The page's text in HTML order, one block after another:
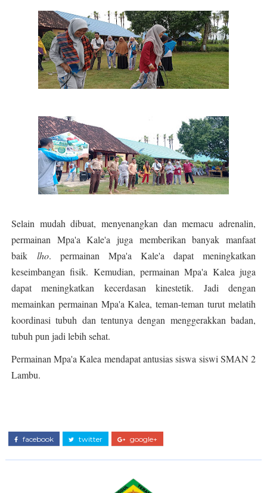
Selain mudah dibuat, menyenangkan dan memacu adrenalin,
permainan Mpa'a Kale'a juga memberikan banyak manfaat
baik lho. permainan Mpa'a Kale'a dapat meningkatkan
keseimbangan fisik. Kemudian, permainan Mpa'a Kalea juga
dapat meningkatkan kecerdasan kinestetik. Jadi dengan
memainkan permainan Mpa'a Kalea, teman-teman turut melatih
koordinasi tubuh dan tentunya dengan menggerakkan badan,
tubuh pun jadi lebih sehat.
Permainan Mpa'a Kalea mendapat antusias siswa siswi SMAN 2
Lambu.
facebook twitter google+